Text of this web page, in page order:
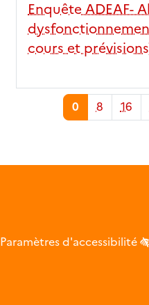
Enquête ADEAF-
cours et
0 8 16
Paramètres d'accessibilité